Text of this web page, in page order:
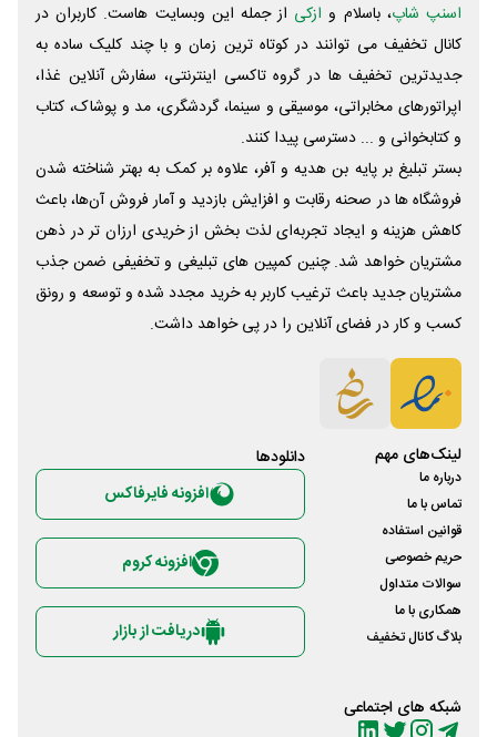
اسنپ شاپ، باسلام و ازکی از جمله این وبسایت ‌هاست. کاربران در
کانال تخفیف می توانند در کوتاه ترین زمان و با چند کلیک ساده به
جدیدترین تخفیف ها در گروه تاکسی اینترنتی، سفارش آنلاین غذا،
اپراتورهای مخابراتی، موسیقی و سینما، گردشگری، مد و پوشاک، کتاب
و کتابخوانی و ... دسترسی پیدا کنند.
بستر تبلیغ بر پایه بن هدیه و آفر، علاوه بر کمک به بهتر شناخته شدن
فروشگاه ها در صحنه رقابت و افزایش بازدید و آمار فروش آن‌ها، باعث
کاهش هزینه و ایجاد تجربه‌ای لذت بخش از خریدی ارزان تر در ذهن
مشتریان خواهد شد. چنین کمپین های تبلیغی و تخفیفی ضمن جذب
مشتریان جدید باعث ترغیب کاربر به خرید مجدد شده و توسعه و رونق
کسب و کار در فضای آنلاین را در پی خواهد داشت.
لینک‌های مهم
درباره ما
تماس با ما
قوانین استفاده
حریم خصوصی
سوالات متداول
همکاری با ما
بلاگ کانال تخفیف
شبکه های اجتماعی
دانلود‌ها
افزونه فایرفاکس
افزونه کروم
دریافت از بازار